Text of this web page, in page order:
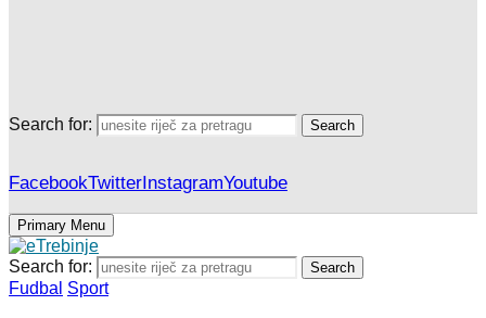
Search for: Search
FacebookTwitterInstagramYoutube
Primary Menu
Search for: Search
Fudbal Sport